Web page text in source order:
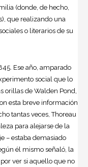
(donde, de hecho,
que realizando una
o literarios de su
Ese año, amparado
social que lo
orillas de Walden Pond,
esta breve información
tantas veces, Thoreau
para alejarse de la
– estaba demasiado
él mismo señaló, la
ver si aquello que no